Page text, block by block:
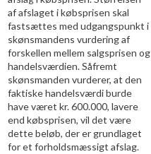
af afslaget i købsprisen skal
fastsættes med udgangspunkt i
skønsmandens vurdering af
forskellen mellem salgsprisen og
handelsværdien. Såfremt
skønsmanden vurderer, at den
faktiske handelsværdi burde
have været kr. 600.000, lavere
end købsprisen, vil det være
dette beløb, der er grundlaget
for et forholdsmæssigt afslag.